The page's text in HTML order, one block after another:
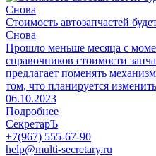
Стоимость автозапчастей
Снова
Прошло меньше месяца с
справочников стоимости
предлагает поменять
том, что планируется
06.10.2023
Подробнее
СекретарЪ
+7(967) 555-67-90
help@multi-secretary.ru